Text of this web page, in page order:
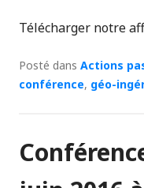
Télécharger notre
Posté dans Actions
conférence, géo-